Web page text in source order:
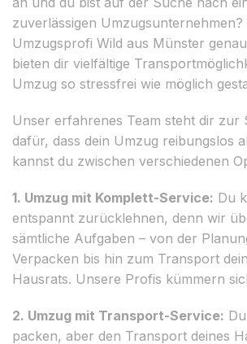
zuverlässigen
Umzugsprofi Wild aus Münster
bieten dir vielfältige
Umzug so stressfrei wie möglich
Unser erfahrenes Team steht dir zur
dafür, dass dein Umzug reibungslos
kannst du zwischen verschiedenen
1. Umzug mit Komplett-Service: Du
entspannt zurücklehnen, denn wir
sämtliche Aufgaben – von der
Verpacken bis hin zum Transport
Hausrats. Unsere Profis kümmern
2. Umzug mit Transport-Service:
packen, aber den Transport deines